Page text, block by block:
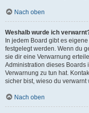
Nach oben
Weshalb wurde ich
In jedem Board gibt es
festgelegt werden. Wenn du
sie dir eine Verwarnung
Administration dieses Boards
Verwarnung zu tun hat.
sicher bist, wieso du verwarnt
Nach oben